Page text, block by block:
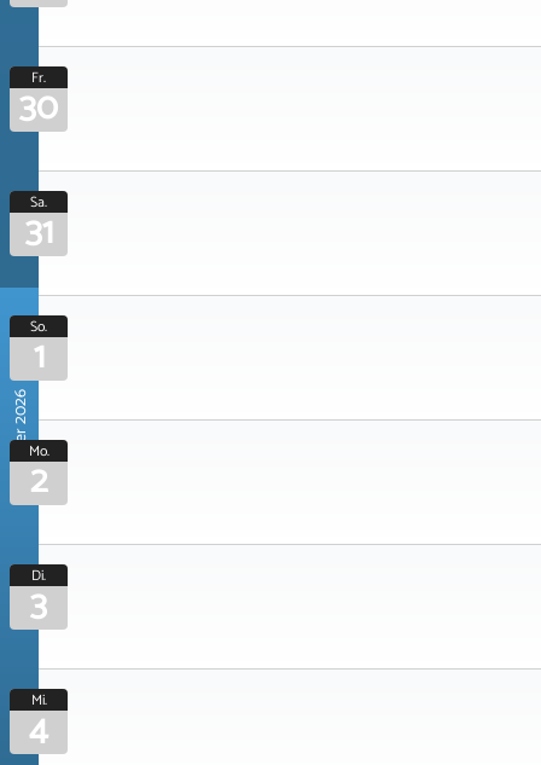
Fr.
30
Sa.
31
November 2026
So.
1
Mo.
2
Di.
3
Mi.
4